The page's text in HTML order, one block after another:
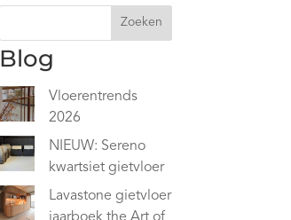
Zoeken
Blog
Vloerentrends
2026
NIEUW: Sereno
kwartsiet gietvloer
Lavastone gietvloer